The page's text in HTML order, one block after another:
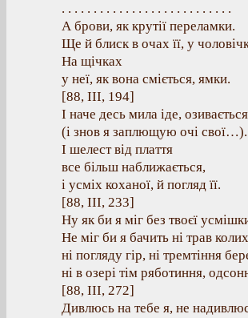
. . . . . . . . . . . . . . . . . . . . . . . . . . .
А брови, як крутії переламки.
Ще й блиск в очах її, у
На щічках
у неї, як вона сміється, ямки.
[88, ІІІ, 194]
І наче десь мила іде, озивається
(і знов я заплющую очі свої…).
І шелест від плаття
все більш наближається,
і усміх коханої, й погляд її.
[88, ІІІ, 233]
Ну як би я міг без твоєї
Не міг би я бачить ні трав
ні погляду гір, ні тремтіння
ні в озері тім ряботиння,
[88, ІІІ, 272]
Дивлюсь на тебе я, не